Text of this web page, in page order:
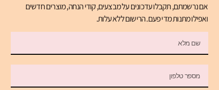
אם נרשמתם, תקבלו עדכונים על מבצעים, קודי הנחה, מוצרים חדשים
ואפילו מתנות מדי פעם. הרישום ללא עלות.